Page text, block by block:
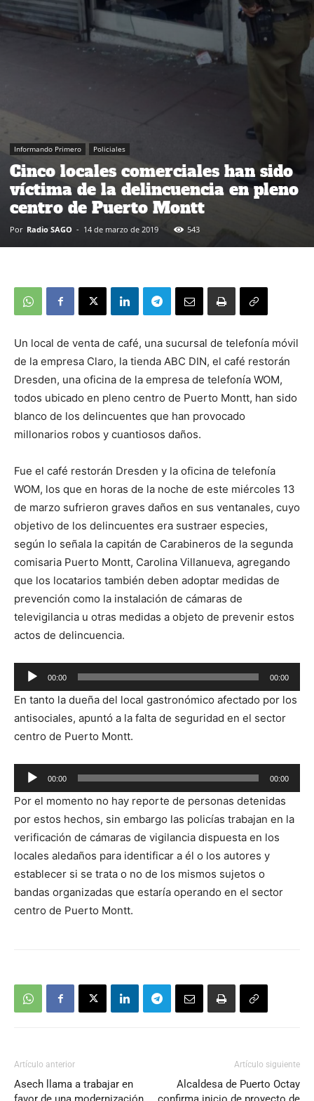
Informando Primero Policiales
Cinco locales comerciales han sido
víctima de la delincuencia en pleno
centro de Puerto Montt
Por Radio SAGO - 14 de marzo de 2019 543
Un local de venta de café, una sucursal de telefonía móvil
de la empresa Claro, la tienda ABC DIN, el café restorán
Dresden, una oficina de la empresa de telefonía WOM,
todos ubicado en pleno centro de Puerto Montt, han sido
blanco de los delincuentes que han provocado
millonarios robos y cuantiosos daños.
Fue el café restorán Dresden y la oficina de telefonía
WOM, los que en horas de la noche de este miércoles 13
de marzo sufrieron graves daños en sus ventanales, cuyo
objetivo de los delincuentes era sustraer especies,
según lo señala la capitán de Carabineros de la segunda
comisaria Puerto Montt, Carolina Villanueva, agregando
que los locatarios también deben adoptar medidas de
prevención como la instalación de cámaras de
televigilancia u otras medidas a objeto de prevenir estos
actos de delincuencia.
Reproductor
de
audio
00:00 00:00
En tanto la dueña del local gastronómico afectado por los
antisociales, apuntó a la falta de seguridad en el sector
centro de Puerto Montt.
Reproductor
de
audio
00:00 00:00
Por el momento no hay reporte de personas detenidas
por estos hechos, sin embargo las policías trabajan en la
verificación de cámaras de vigilancia dispuesta en los
locales aledaños para identificar a él o los autores y
establecer si se trata o no de los mismos sujetos o
bandas organizadas que estaría operando en el sector
centro de Puerto Montt.
Artículo anterior
Asech llama a trabajar en
Artículo siguiente
Alcaldesa de Puerto Octay